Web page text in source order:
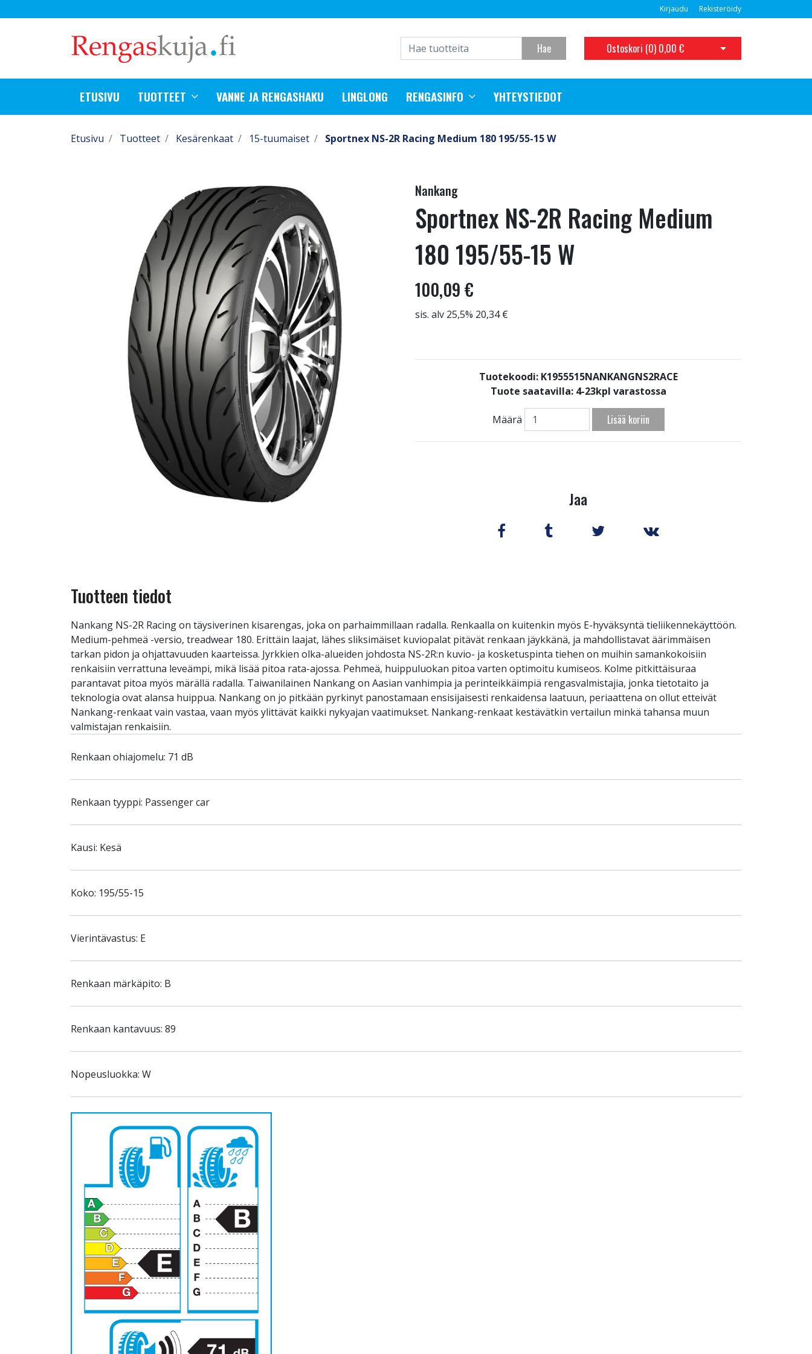
Kirjaudu Rekisteröidy
Hae Ostoskori (0) 0,00 € Avaa ostoskori
ETUSIVU TUOTTEET VANNE JA RENGASHAKU LINGLONG RENGASINFO YHTEYSTIEDOT
Etusivu Tuotteet Kesärenkaat 15-tuumaiset Sportnex NS-2R Racing Medium 180 195/55-15 W
Nankang
Sportnex NS-2R Racing Medium
180 195/55-15 W
100,09 €
sis. alv 25,5% 20,34 €
Tuotekoodi: K1955515NANKANGNS2RACE
Tuote saatavilla: 4-23kpl varastossa
Määrä Lisää koriin
Jaa
Tuotteen tiedot
Nankang NS-2R Racing on täysiverinen kisarengas, joka on parhaimmillaan radalla. Renkaalla on kuitenkin myös E-hyväksyntä tieliikennekäyttöön.
Medium-pehmeä -versio, treadwear 180. Erittäin laajat, lähes sliksimäiset kuviopalat pitävät renkaan jäykkänä, ja mahdollistavat äärimmäisen
tarkan pidon ja ohjattavuuden kaarteissa. Jyrkkien olka-alueiden johdosta NS-2R:n kuvio- ja kosketuspinta tiehen on muihin samankokoisiin
renkaisiin verrattuna leveämpi, mikä lisää pitoa rata-ajossa. Pehmeä, huippuluokan pitoa varten optimoitu kumiseos. Kolme pitkittäisuraa
parantavat pitoa myös märällä radalla. Taiwanilainen Nankang on Aasian vanhimpia ja perinteikkäimpiä rengasvalmistajia, jonka tietotaito ja
teknologia ovat alansa huippua. Nankang on jo pitkään pyrkinyt panostamaan ensisijaisesti renkaidensa laatuun, periaattena on ollut etteivät
Nankang-renkaat vain vastaa, vaan myös ylittävät kaikki nykyajan vaatimukset. Nankang-renkaat kestävätkin vertailun minkä tahansa muun
valmistajan renkaisiin.
Renkaan ohiajomelu: 71 dB
Renkaan tyyppi: Passenger car
Kausi: Kesä
Koko: 195/55-15
Vierintävastus: E
Renkaan märkäpito: B
Renkaan kantavuus: 89
Nopeusluokka: W